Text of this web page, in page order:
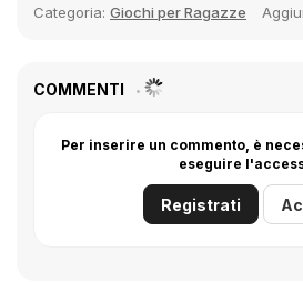
Categoria: Giochi per Ragazze
COMMENTI
Per inserire un commento, è
eseguire
Registrati